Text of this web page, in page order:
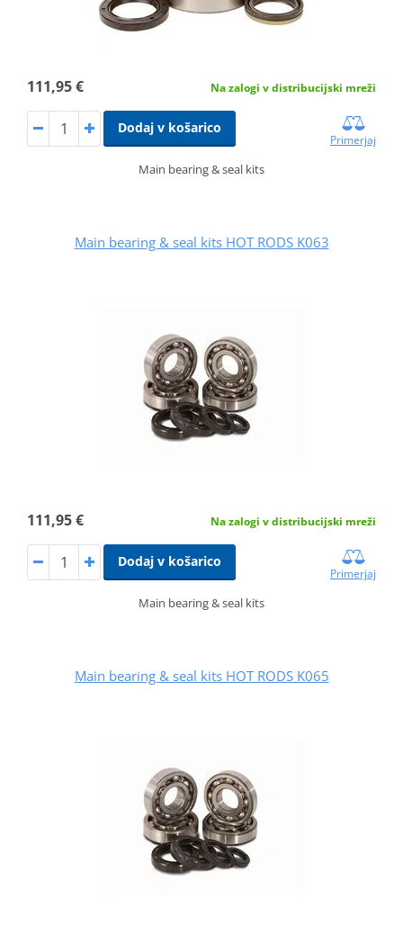
111,95 € Na zalogi v distribucijski mreži
Dodaj v košarico
Primerjaj
Main bearing & seal kits
Main bearing & seal kits HOT RODS K063
111,95 € Na zalogi v distribucijski mreži
Dodaj v košarico
Primerjaj
Main bearing & seal kits
Main bearing & seal kits HOT RODS K065